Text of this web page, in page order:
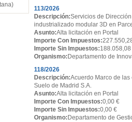
113/2026
Descripción:Servicios de
industrializado modular 3D en
Asunto:Alta licitación en Portal
Importe Con Impuestos:
Importe Sin Impuestos:188.058,08
Organismo: Departamento de
118/2026
Descripción:Acuerdo Marco de
Suelo de Madrid S.A.
Asunto:Alta licitación en Portal
Importe Con Impuestos:0,00 €
Importe Sin Impuestos:0,00 €
Organismo: Departamento de